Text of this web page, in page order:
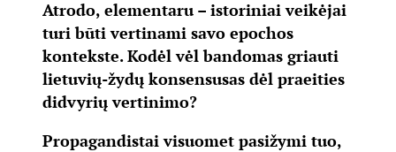
Atrodo, elementaru – istoriniai veikėjai
turi būti vertinami savo epochos
kontekste. Kodėl vėl bandomas griauti
lietuvių-žydų konsensusas dėl praeities
didvyrių vertinimo?
Propagandistai visuomet pasižymi tuo,